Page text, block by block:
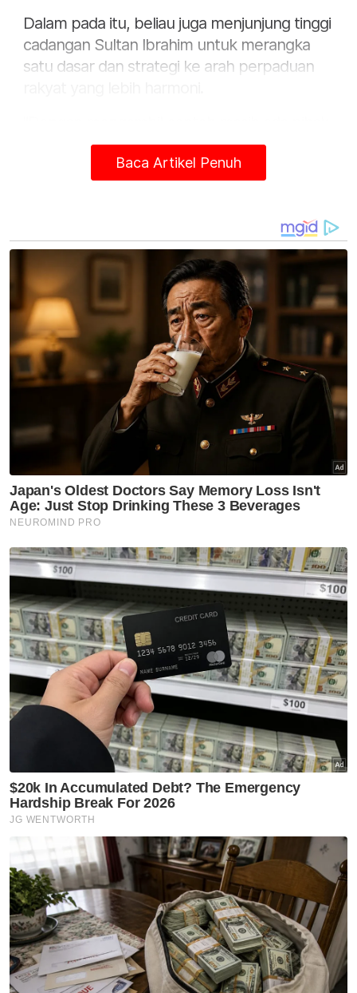
Dalam pada itu, beliau juga menjunjung tinggi
cadangan Sultan Ibrahim untuk merangka
satu dasar dan strategi ke arah perpaduan
yang belum arif dalam menutur bahasa
kebangsaan dan tidak memahami budaya
hidup bangsa lain, ternyata Tuanku memiliki
mempertahankan perpaduan berasaskan
Perlembagaan Persekutuan.
"Justeru, Yang di-Pertuan Agong tidak mahu
memainkan isu sensitif melibatkan raja, kaum
dan agama, inilah yang juga sering
diperjuangkan oleh Kerajaan Madani ketika
ini," katanya
Ujarnya, asasnya, titah penzahiran Tuanku
pada hari ini lebih berfokus kepada
mengangkat tinggi kedudukan dan fungsi
Perlembagaan Persekutuan dengan disulami
pengamalan nilai-nilai pada rukun negara.
"Baginda juga tidak mahu kestabilan politik di
negara ini diganggu-gugat oleh mana-mana
pihak yang mungkin mahu melihat kerajaan
semasa digulingkan.
Artikel Berkaitan:
Titah Agong harus jadi panduan ahli Parlimen -
Ahmad Zahid
[VIDEO] Saya tidak suka sistem banyak 'red tape' -
Sultan Ibrahim
Sultan Ibrahim sokong hasrat kerajaan segera ambil
Baca Artikel Penuh